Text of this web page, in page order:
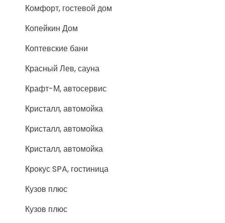
Комфорт, гостевой дом
Копейкин Дом
Коптевские бани
Красный Лев, сауна
Крафт-М, автосервис
Кристалл, автомойка
Кристалл, автомойка
Кристалл, автомойка
Крокус SPA, гостиница
Кузов плюс
Кузов плюс